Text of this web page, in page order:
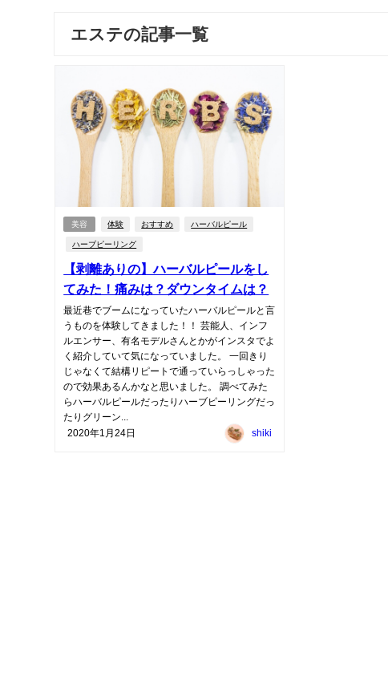
エステの記事一覧
美容 体験 おすすめ ハーバルピール
ハーブピーリング
【剥離ありの】ハーバルピールをし
てみた！痛みは？ダウンタイムは？
最近巷でブームになっていたハーバルピールと言
うものを体験してきました！！ 芸能人、インフ
ルエンサー、有名モデルさんとかがインスタでよ
く紹介していて気になっていました。 一回きり
じゃなくて結構リピートで通っていらっしゃった
ので効果あるんかなと思いました。 調べてみた
らハーバルピールだったりハーブピーリングだっ
たりグリーン...
2020年1月24日
shiki